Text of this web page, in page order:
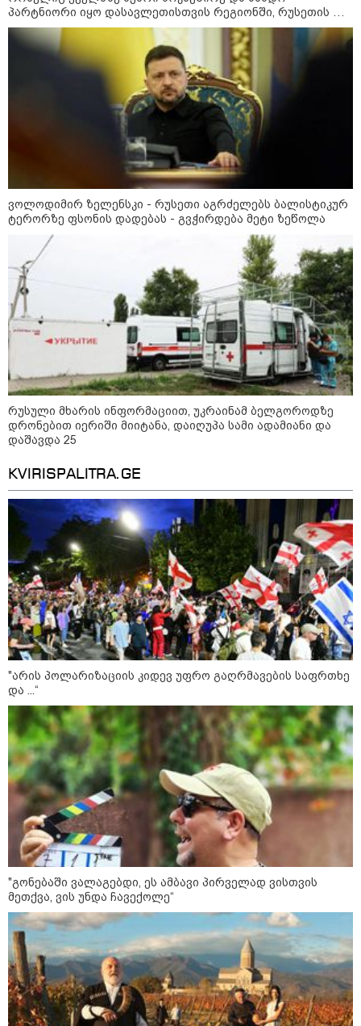
12:46 / 07-08-2026
ოკუპირებულ აფხაზეთში საწვავის
დეფიციტია, კილომეტრიანი რიგები და
შეზღუდვა საწვავის ჩასხმაზე - რა
ინფორმაციას აქვეყნებს "დემოკრატიის
კვლევის ინსტიტუტი“
14:23 / 05-08-2026
ევროპელმა და რუსმა ყოფილმა
09:55 / 05-08-2026
მორიგი თავდასხმა Wildberries-
ის საწყობზე - დრონებით
თავდასხმის შემდეგ, ტულას
ოლქში მდებარე საწყობში
ხანძარია
09:12 / 05-08-2026
14 გარდაცვლილი, 22
დაშავებული, მასშტაბური
რაკეტებით მიიტანა
14:13 / 04-08-2026
მორიგი თავდასხმა რუსეთში,
ნავთობგადამამუშავებელ
ქარხანაზე - რა დეტალებია
ცნობილი
კატეგორიის ყველა სიახლე
პარტნიორი იყო დასავლეთისთვის რეგიონში, რუსეთის და
ირანის სისხლიანი რეჟიმების ფულის სამრეცხაოდ აქცია
ვოლოდიმირ ზელენსკი - რუსეთი აგრძელებს ბალისტიკურ
ტერორზე ფსონის დადებას - გვჭირდება მეტი ზეწოლა
რუსული მხარის ინფორმაციით, უკრაინამ ბელგოროდზე
დრონებით იერიში მიიტანა, დაიღუპა სამი ადამიანი და
დაშავდა 25
KVIRISPALITRA.GE
"არის პოლარიზაციის კიდევ უფრო გაღრმავების საფრთხე
და ...“
"გონებაში ვალაგებდი, ეს ამბავი პირველად ვისთვის
მეთქვა, ვის უნდა ჩავექოლე“